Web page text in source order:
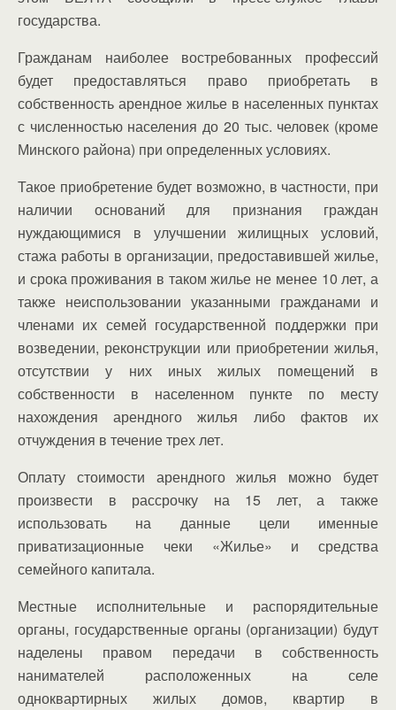
государства.
Гражданам наиболее востребованных профессий
будет предоставляться право приобретать в
собственность арендное жилье в населенных пунктах
с численностью населения до 20 тыс. человек (кроме
Минского района) при определенных условиях.
Такое приобретение будет возможно, в частности, при
наличии оснований для признания граждан
нуждающимися в улучшении жилищных условий,
стажа работы в организации, предоставившей жилье,
и срока проживания в таком жилье не менее 10 лет, а
также неиспользовании указанными гражданами и
членами их семей государственной поддержки при
возведении, реконструкции или приобретении жилья,
отсутствии у них иных жилых помещений в
собственности в населенном пункте по месту
нахождения арендного жилья либо фактов их
отчуждения в течение трех лет.
Оплату стоимости арендного жилья можно будет
произвести в рассрочку на 15 лет, а также
использовать на данные цели именные
приватизационные чеки «Жилье» и средства
семейного капитала.
Местные исполнительные и распорядительные
органы, государственные органы (организации) будут
наделены правом передачи в собственность
нанимателей расположенных на селе
одноквартирных жилых домов, квартир в